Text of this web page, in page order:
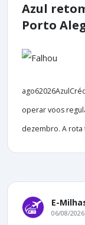
Azul
Porto
operar voos
dezembro. A rota
E-
06/08/2026